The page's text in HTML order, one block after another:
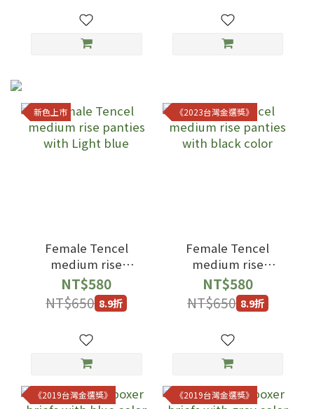
新色上市
Female Tencel
medium rise
panties with Light
blue
NT$580
NT$650 8.9折
《2023台灣金選獎》
Female Tencel
medium rise
panties with black
color
NT$580
NT$650 8.9折
《2019台灣金選獎》 《2019台灣金選獎》